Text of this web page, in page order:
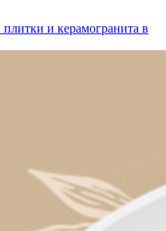
и керамогранита в